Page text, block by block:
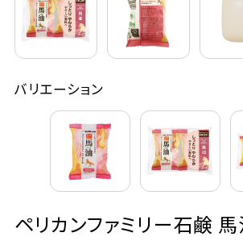
ご利用案内
よくあるご質問
会員登録でお得
NEWS一覧
利用規約
バリエーション
ペリカンファミリー石鹸